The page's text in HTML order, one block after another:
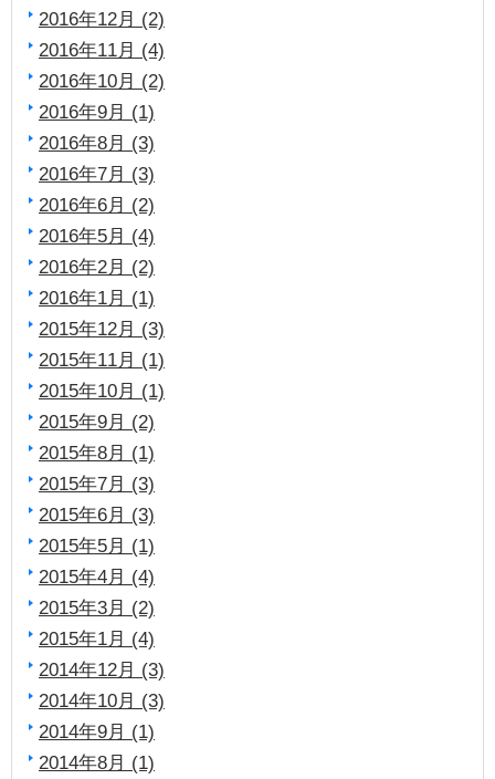
2016年12月 (2)
2016年11月 (4)
2016年10月 (2)
2016年9月 (1)
2016年8月 (3)
2016年7月 (3)
2016年6月 (2)
2016年5月 (4)
2016年2月 (2)
2016年1月 (1)
2015年12月 (3)
2015年11月 (1)
2015年10月 (1)
2015年9月 (2)
2015年8月 (1)
2015年7月 (3)
2015年6月 (3)
2015年5月 (1)
2015年4月 (4)
2015年3月 (2)
2015年1月 (4)
2014年12月 (3)
2014年10月 (3)
2014年9月 (1)
2014年8月 (1)